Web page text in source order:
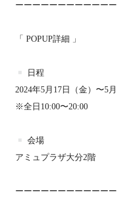
ーーーーーーーーーーー
「 POPUP詳細 」
日程
2024年5月17日（金）〜5月
※全日10:00〜20:00
会場
アミュプラザ大分2階
ーーーーーーーーーーー